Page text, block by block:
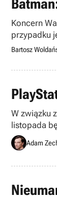
Koncern
przypadku
Bartosz
W związku
listopada
Adam